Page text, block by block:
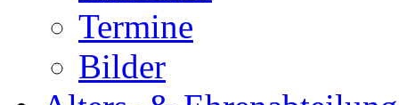
Termine
Bilder